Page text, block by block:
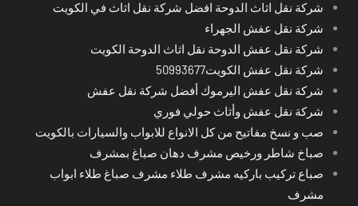
شركة نقل اثاث الدوحة افضل شركة نقل اثاث في الكويت
شركة نقل عفش الجهراء
شركة نقل عفش الدوحة نقل اثاث الدوحة الكويت
شركة نقل عفش الكويت50993677
شركة نقل عفش اليرموك أفضل شركة نقل عفش
شركة نقل عفش وأثاث حولي فوري
صب و نسخ مفاتيح من كل الانواع للابواب والسيارات بالكويت
صباخ شاطر ورخيص مشرف دهان صباغ بمشرف
صباع تركيب باركيه مشرف طلاء مشرف صباغ طلاء ابواب
مشرف